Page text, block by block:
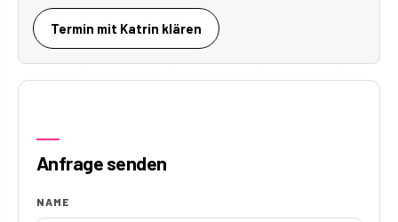
Termin mit Katrin klären
Anfrage senden
NAME